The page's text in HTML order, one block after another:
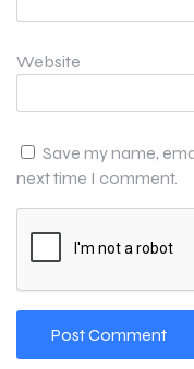
Website
Save my name,
next time I comment.